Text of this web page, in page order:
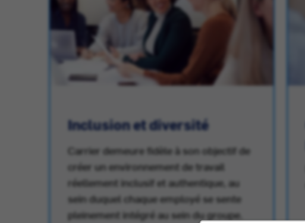
Inclusion et diversité
Carrier demeure fidèle à son objectif de
créer un environnement de travail
réellement inclusif et authentique, au
sein duquel chaque employé se sente
pleinement intégré au sein du groupe.